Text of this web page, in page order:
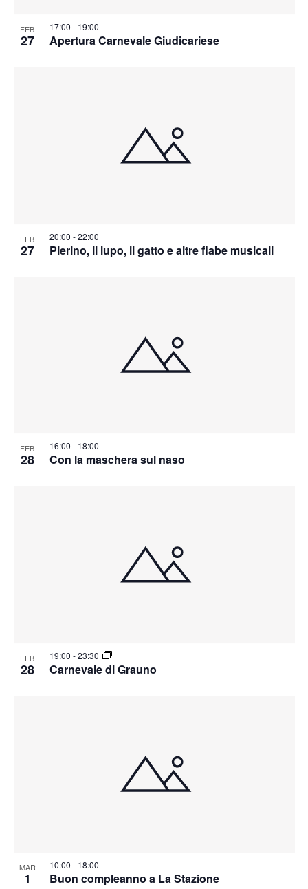
FEB
27 Apertura Carnevale Giudicariese
17:00 - 19:00
FEB
27 Pierino, il lupo, il gatto e altre fiabe musicali
20:00 -22:00
FEB
28 Con la maschera sul naso
16:00 - 18:00
FEB
28 Carnevale di Grauno
19:00 -23:30
MAR
1 Buon compleanno a La Stazione
10:00 - 18:00